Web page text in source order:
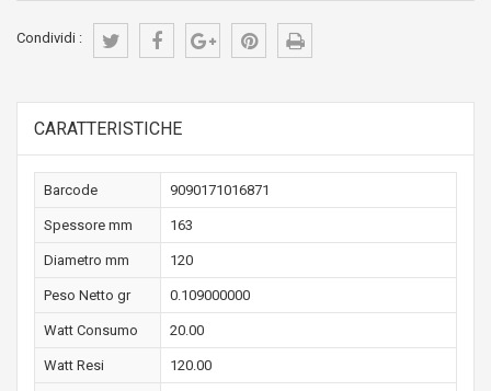
Condividi :
CARATTERISTICHE
Barcode 9090171016871
Spessore mm 163
Diametro mm 120
Peso Netto gr 0.109000000
Watt Consumo 20.00
Watt Resi 120.00